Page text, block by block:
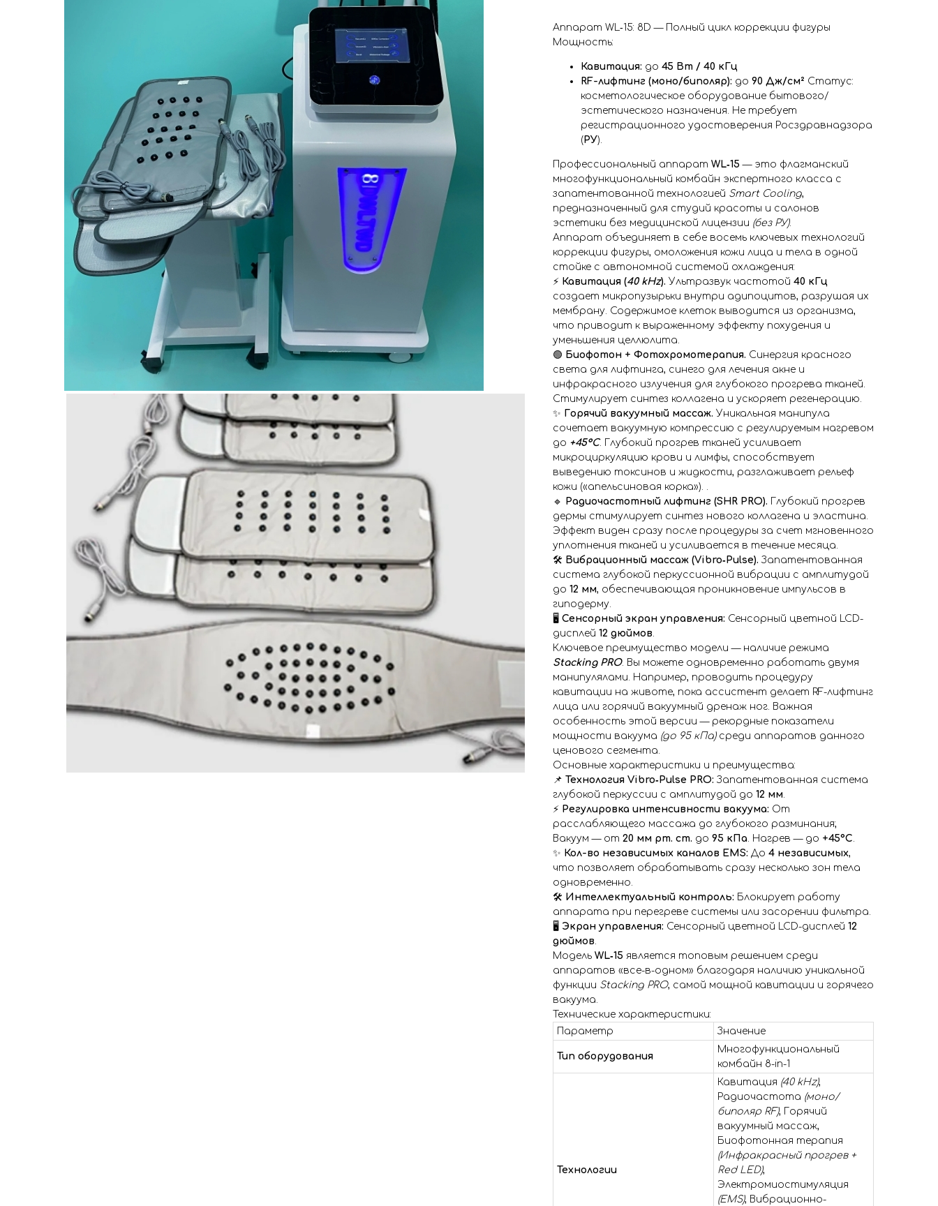
Аппарат WL‑15: 8D — Полный цикл коррекции фигуры
Мощность:
Кавитация: до 45 Вт / 40 кГц
RF-лифтинг (моно/биполяр): до 90 Дж/см² Статус:
косметологическое оборудование бытового/
эстетического назначения. Не требует
регистрационного удостоверения Росздравнадзора
(РУ).
Профессиональный аппарат WL‑15 — это флагманский
многофункциональный комбайн экспертного класса с
запатентованной технологией Smart Cooling,
предназначенный для студий красоты и салонов
эстетики без медицинской лицензии (без РУ).
Аппарат объединяет в себе восемь ключевых технологий
коррекции фигуры, омоложения кожи лица и тела в одной
стойке с автономной системой охлаждения:
⚡️ Кавитация (40 kHz). Ультразвук частотой 40 кГц
создает микропузырьки внутри адипоцитов, разрушая их
мембрану. Содержимое клеток выводится из организма,
что приводит к выраженному эффекту похудения и
уменьшения целлюлита.
🟢 Биофотон + Фотохромотерапия. Синергия красного
света для лифтинга, синего для лечения акне и
инфракрасного излучения для глубокого прогрева тканей.
Стимулирует синтез коллагена и ускоряет регенерацию.
✨ Горячий вакуумный массаж. Уникальная манипула
сочетает вакуумную компрессию с регулируемым нагревом
до +45°C. Глубокий прогрев тканей усиливает
микроциркуляцию крови и лимфы, способствует
выведению токсинов и жидкости, разглаживает рельеф
кожи («апельсиновая корка»). .
🔹 Радиочастотный лифтинг (SHR PRO). Глубокий прогрев
дермы стимулирует синтез нового коллагена и эластина.
Эффект виден сразу после процедуры за счет мгновенного
уплотнения тканей и усиливается в течение месяца.
🛠️ Вибрационный массаж (Vibro‑Pulse). Запатентованная
система глубокой перкуссионной вибрации с амплитудой
до 12 мм, обеспечивающая проникновение импульсов в
гиподерму.
🖥️ Сенсорный экран управления: Сенсорный цветной LCD-
дисплей 12 дюймов.
Ключевое преимущество модели — наличие режима
Stacking PRO. Вы можете одновременно работать двумя
манипулялами. Например, проводить процедуру
кавитации на животе, пока ассистент делает RF-лифтинг
лица или горячий вакуумный дренаж ног. Важная
особенность этой версии — рекордные показатели
мощности вакуума (до 95 кПа)среди аппаратов данного
ценового сегмента.
Основные характеристики и преимущества:
📌 Технология Vibro‑Pulse PRO: Запатентованная система
глубокой перкуссии с амплитудой до 12 мм.
⚡️ Регулировка интенсивности вакуума: От
расслабляющего массажа до глубокого разминания;
Вакуум — от 20 мм рт. ст. до 95 кПа. Нагрев — до +45°C.
✨ Кол-во независимых каналов EMS: До 4 независимых,
что позволяет обрабатывать сразу несколько зон тела
одновременно.
🛠️ Интеллектуальный контроль: Блокирует работу
аппарата при перегреве системы или засорении фильтра.
🖥️ Экран управления: Сенсорный цветной LCD-дисплей 12
дюймов.
Модель WL‑15 является топовым решением среди
аппаратов «все-в-одном» благодаря наличию уникальной
функции Stacking PRO, самой мощной кавитации и горячего
вакуума.
Технические характеристики:
Параметр
Значение
Тип оборудования
Многофункциональный
комбайн 8-in-1
Технологии
Кавитация (40 kHz),
Радиочастота (моно/
биполяр RF), Горячий
вакуумный массаж,
Биофотонная терапия
(Инфракрасный прогрев +
Red LED),
Электромиостимуляция
(EMS), Вибрационно-